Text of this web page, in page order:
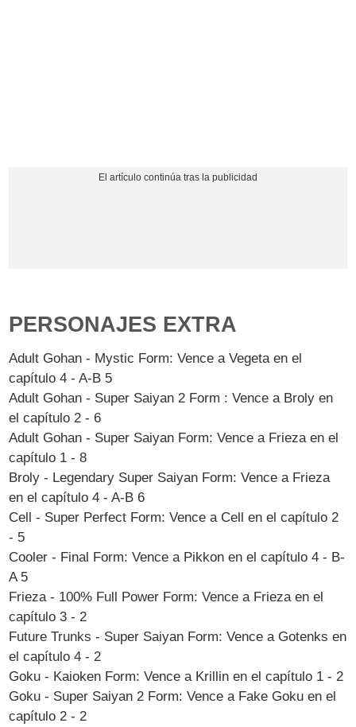
PERSONAJES EXTRA
Adult Gohan - Mystic Form: Vence a Vegeta en el
capítulo 4 - A-B 5
Adult Gohan - Super Saiyan 2 Form : Vence a Broly en
el capítulo 2 - 6
Adult Gohan - Super Saiyan Form: Vence a Frieza en el
capítulo 1 - 8
Broly - Legendary Super Saiyan Form: Vence a Frieza
en el capítulo 4 - A-B 6
Cell - Super Perfect Form: Vence a Cell en el capítulo 2
- 5
Cooler - Final Form: Vence a Pikkon en el capítulo 4 - B-
A 5
Frieza - 100% Full Power Form: Vence a Frieza en el
capítulo 3 - 2
Future Trunks - Super Saiyan Form: Vence a Gotenks en
el capítulo 4 - 2
Goku - Kaioken Form: Vence a Krillin en el capítulo 1 - 2
Goku - Super Saiyan 2 Form: Vence a Fake Goku en el
capítulo 2 - 2